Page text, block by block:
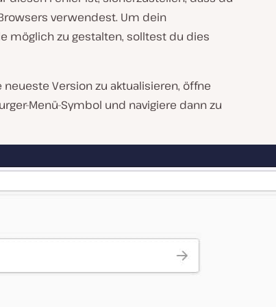
verwendest. Um dein
möglich zu gestalten, solltest du dies
Version zu aktualisieren, öffne
Menü-Symbol und navigiere dann zu